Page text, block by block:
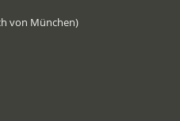
von München)